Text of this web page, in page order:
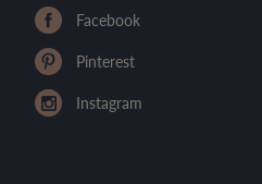
Facebook
Pinterest
Instagram